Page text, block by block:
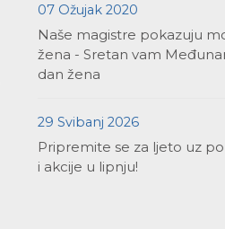
07 Ožujak 2020
Naše magistre pokazuju
žena - Sretan vam
dan žena
29 Svibanj 2026
Pripremite se za ljeto uz
i akcije u lipnju!